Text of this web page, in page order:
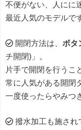
不便がない、人にに
最近人気のモデルで
開閉方法は、 ボタ
チ開閉)」。
片手で開閉を行うこ
常に人気がある開閉
一度使ったらやみつ
撥水加工も施され